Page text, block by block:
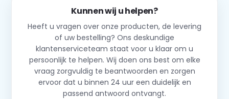
Kunnen wij u helpen?
Heeft u vragen over onze producten, de levering
of uw bestelling? Ons deskundige
klantenserviceteam staat voor u klaar om u
persoonlijk te helpen. Wij doen ons best om elke
vraag zorgvuldig te beantwoorden en zorgen
ervoor dat u binnen 24 uur een duidelijk en
passend antwoord ontvangt.